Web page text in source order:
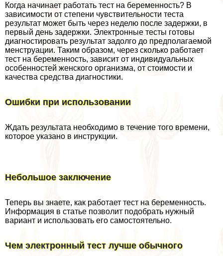
Когда начинает работать тест на беременность? В
зависимости от степени чувствительности теста
результат может быть через неделю после задержки, в
первый день задержки. Электронные тесты готовы
диагностировать результат задолго до предполагаемой
мeнcтpуации. Таким образом, через сколько работает
тест на беременность, зависит от индивидуальных
особенностей женского организма, от стоимости и
качества средства диагностики.
Ошибки при использовании
Ждать результата необходимо в течение того времени,
которое указано в инструкции.
Небольшое заключение
Теперь вы знаете, как работает тест на беременность.
Информация в статье позволит подобрать нужный
вариант и использовать его самостоятельно.
Чем электронный тест лучше обычного